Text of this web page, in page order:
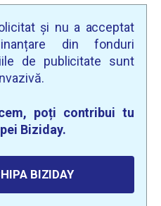
și nu a acceptat
din fonduri
de publicitate sunt
poți contribui tu
Biziday.
BIZIDAY